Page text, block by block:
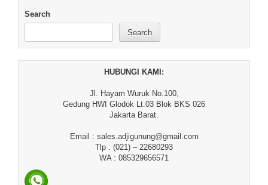
Search
Search
HUBUNGI KAMI:
Jl. Hayam Wuruk No.100,
Gedung HWI Glodok Lt.03 Blok BKS 026
Jakarta Barat.
Email : sales.adjigunung@gmail.com
Tlp : (021) – 22680293
WA : 085329656571